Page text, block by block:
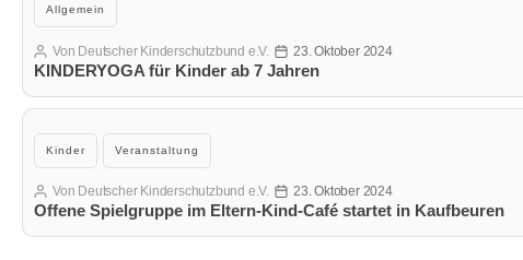
Allgemein
KINDERYOGA für Kinder ab 7 Jahren
Beitragsautor
Von Deutscher Kinderschutzbund e.V. Veröffentlichungsdatum
23. Oktober 2024
Kategorien
Kinder Veranstaltung
Offene Spielgruppe im Eltern-Kind-Café startet in Kaufbeuren
Beitragsautor
Von Deutscher Kinderschutzbund e.V. Veröffentlichungsdatum
23. Oktober 2024